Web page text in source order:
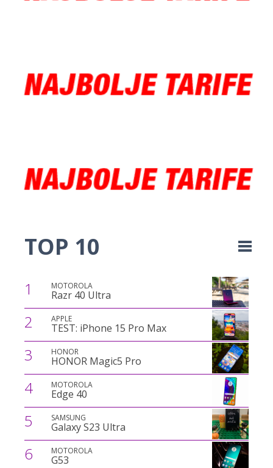
TOP 10
1 MOTOROLA
Razr 40 Ultra
2 APPLE
TEST: iPhone 15 Pro Max
3 HONOR
HONOR Magic5 Pro
4 MOTOROLA
Edge 40
5 SAMSUNG
Galaxy S23 Ultra
6 MOTOROLA
G53